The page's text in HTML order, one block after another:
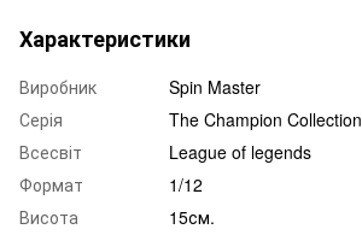
Характеристики
Виробник
Spin Master
Серія
The Champion Collection
Всесвіт
League of legends
Формат
1/12
Висота
15см.